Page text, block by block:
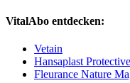
VitalAbo entdecken:
Vetain
Hansaplast
Fleurance Nature